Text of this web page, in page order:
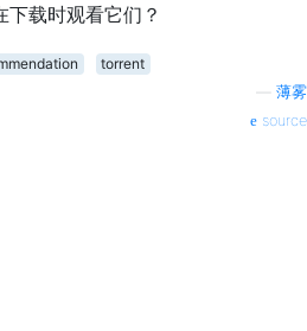
下载时观看它们？
torrent
薄雾
source